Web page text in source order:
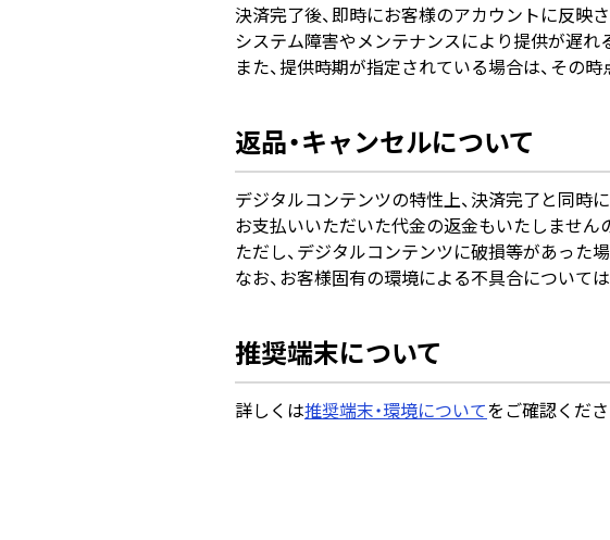
決済完了後、即時にお客様のアカウントに反映
システム障害やメンテナンスにより提供が遅れ
また、提供時期が指定されている場合は、その
返品・キャンセルについて
デジタルコンテンツの特性上、決済完了と同時
お支払いいただいた代金の返金もいたしません
ただし、デジタルコンテンツに破損等があった
なお、お客様固有の環境による不具合について
推奨端末について
詳しくは推奨端末・環境についてをご確認くださ